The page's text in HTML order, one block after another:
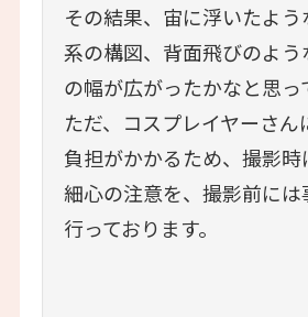
その結果、宙に浮いたよ
系の構図、背面飛びのよ
の幅が広がったかなと思っ
ただ、コスプレイヤーさん
負担がかかるため、撮影時
細心の注意を、撮影前には
行っております。